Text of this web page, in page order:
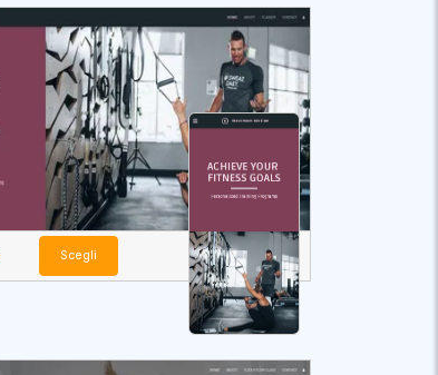
Scegli